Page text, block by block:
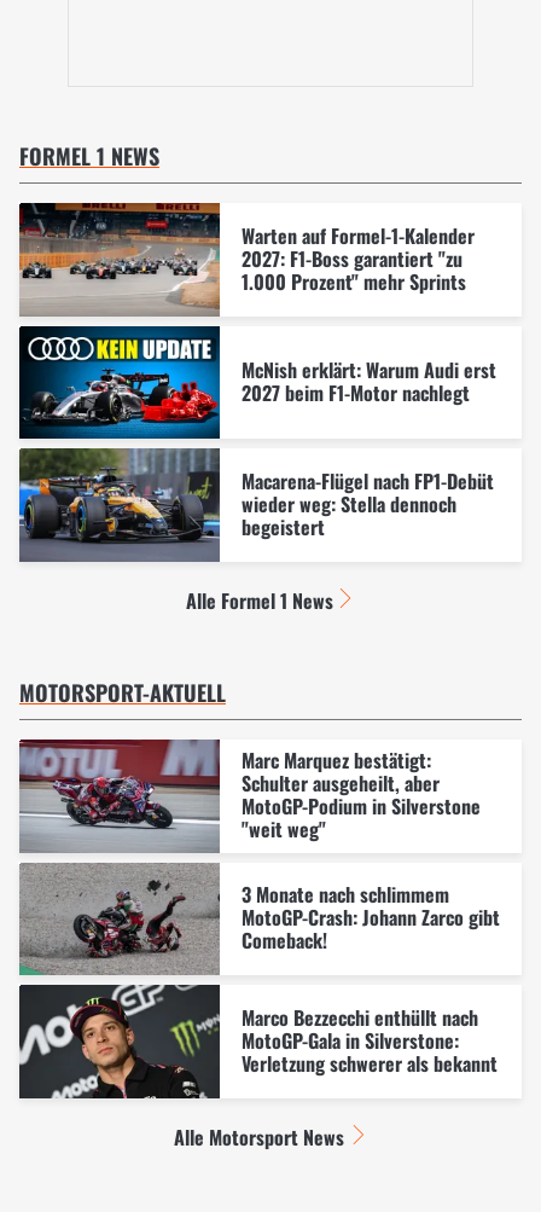
FORMEL 1 NEWS
Warten auf Formel-1-Kalender
2027: F1-Boss garantiert "zu
1.000 Prozent" mehr Sprints
McNish erklärt: Warum Audi erst
2027 beim F1-Motor nachlegt
Macarena-Flügel nach FP1-Debüt
wieder weg: Stella dennoch
begeistert
Alle Formel 1 News
MOTORSPORT-AKTUELL
Marc Marquez bestätigt:
Schulter ausgeheilt, aber
MotoGP-Podium in Silverstone
"weit weg"
3 Monate nach schlimmem
MotoGP-Crash: Johann Zarco gibt
Comeback!
Marco Bezzecchi enthüllt nach
MotoGP-Gala in Silverstone:
Verletzung schwerer als bekannt
Alle Motorsport News